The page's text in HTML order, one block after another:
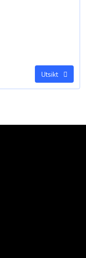
Utsikt